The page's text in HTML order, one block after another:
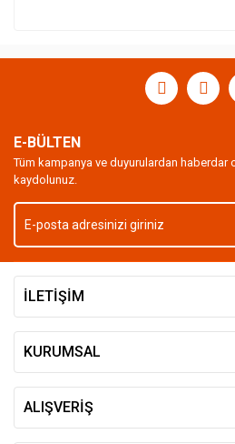
E-BÜLTEN
Tüm kampanya ve duyurulardan
kaydolunuz.
İLETİŞİM
KURUMSAL
ALIŞVERİŞ